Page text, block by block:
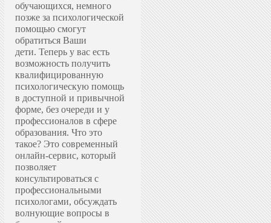
обучающихся, немного
позже за психологической
помощью смогут
обратиться Ваши
дети. Теперь у вас есть
возможность получить
квалифицированную
психологическую помощь
в доступной и привычной
форме, без очереди и у
профессионалов в сфере
образования. Что это
такое? Это современный
онлайн-сервис, который
позволяет
консультироваться с
профессиональными
психологами, обсуждать
волнующие вопросы в